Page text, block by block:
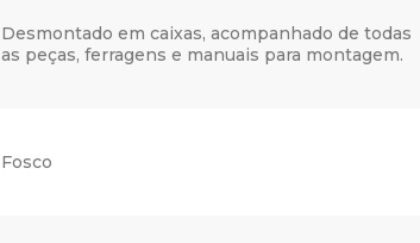
Desmontado em caixas, acompanhado de todas
as peças, ferragens e manuais para montagem.
Fosco